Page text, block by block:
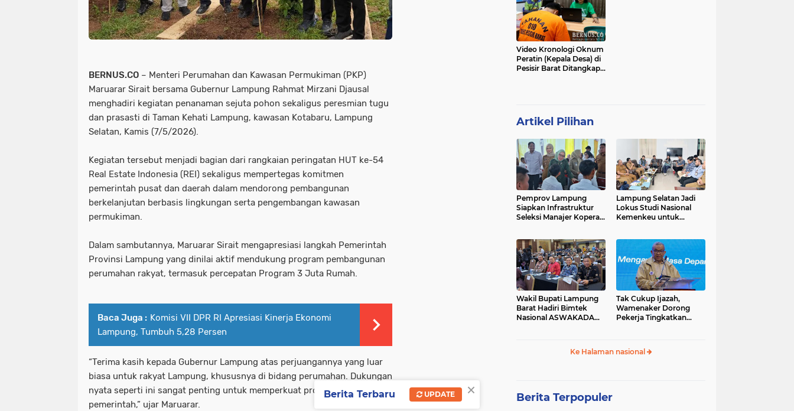
BERNUS.CO – Menteri Perumahan dan Kawasan Permukiman (PKP)
Maruarar Sirait bersama Gubernur Lampung Rahmat Mirzani Djausal
menghadiri kegiatan penanaman sejuta pohon sekaligus peresmian tugu
dan prasasti di Taman Kehati Lampung, kawasan Kotabaru, Lampung
Selatan, Kamis (7/5/2026).
Kegiatan tersebut menjadi bagian dari rangkaian peringatan HUT ke-54
Real Estate Indonesia (REI) sekaligus mempertegas komitmen
pemerintah pusat dan daerah dalam mendorong pembangunan
berkelanjutan berbasis lingkungan serta pengembangan kawasan
permukiman.
Dalam sambutannya, Maruarar Sirait mengapresiasi langkah Pemerintah
Provinsi Lampung yang dinilai aktif mendukung program pembangunan
perumahan rakyat, termasuk percepatan Program 3 Juta Rumah.
Baca Juga : Komisi VII DPR RI Apresiasi Kinerja Ekonomi
Lampung, Tumbuh 5,28 Persen
“Terima kasih kepada Gubernur Lampung atas perjuangannya yang luar
biasa untuk rakyat Lampung, khususnya di bidang perumahan. Dukungan
nyata seperti ini sangat penting untuk memperkuat program
pemerintah,” ujar Maruarar.
Video Kronologi Oknum
Peratin (Kepala Desa) di
Pesisir Barat Ditangkap
Artikel Pilihan
Pemprov Lampung
Siapkan Infrastruktur
Seleksi Manajer Koperasi
Lampung Selatan Jadi
Lokus Studi Nasional
Kemenkeu untuk
Wakil Bupati Lampung
Barat Hadiri Bimtek
Nasional ASWAKADA
Tak Cukup Ijazah,
Wamenaker Dorong
Pekerja Tingkatkan
Ke Halaman nasional
Berita Terpopuler
×
Berita Terbaru UPDATE